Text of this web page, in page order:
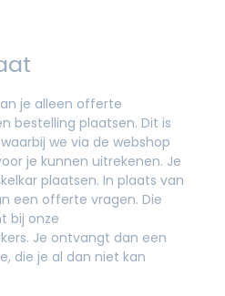
je alleen offerte
bestelling plaatsen. Dit is
we via de webshop
je kunnen uitrekenen. Je
plaatsen. In plaats van
een offerte vragen. Die
bij onze
Je ontvangt dan een
die je al dan niet kan